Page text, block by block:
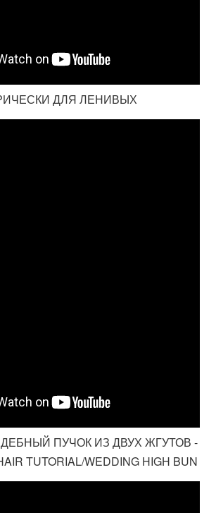
ДЛЯ ЛЕНИВЫХ
ПУЧОК ИЗ ДВУХ ЖГУТОВ -
TUTORIAL/WEDDING HIGH BUN